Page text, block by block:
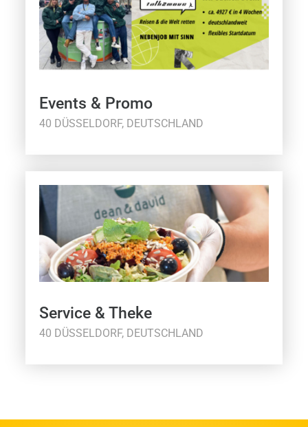
Events & Promo
40 DÜSSELDORF, DEUTSCHLAND
Service & Theke
40 DÜSSELDORF, DEUTSCHLAND